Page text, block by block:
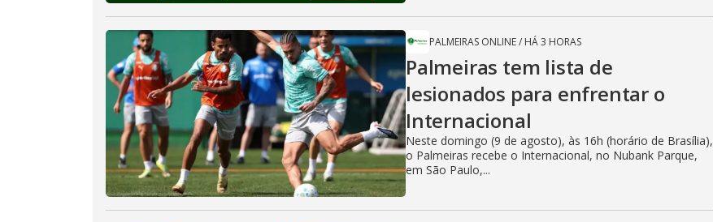
PALMEIRAS ONLINE/ HÁ 3 HORAS
Palmeiras tem lista de
lesionados para enfrentar o
Internacional
Neste domingo (9 de agosto), às 16h (horário de Brasília),
o Palmeiras recebe o Internacional, no Nubank Parque,
em São Paulo,...